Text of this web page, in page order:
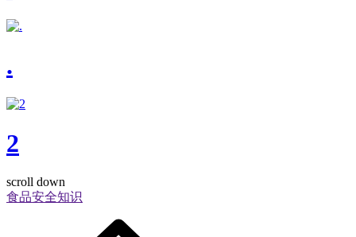
.
2
scroll down
食品安全知识